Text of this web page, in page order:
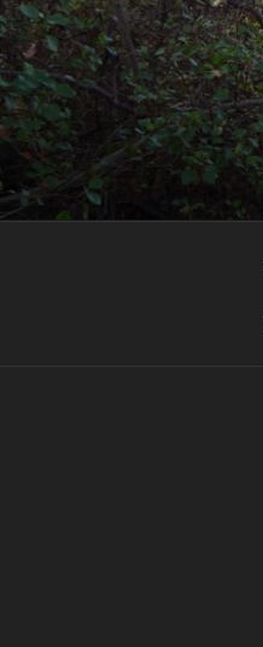
Zum
Inhalt
springen